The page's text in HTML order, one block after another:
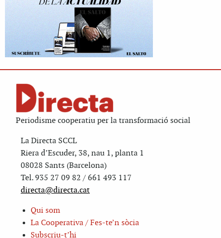
Periodisme cooperatiu per la transformació social
La Directa SCCL
Riera d’Escuder, 38, nau 1, planta 1
08028 Sants (Barcelona)
Tel. 935 27 09 82 / 661 493 117
directa@directa.cat
Qui som
La Cooperativa / Fes-te’n sòcia
Subscriu-t’hi